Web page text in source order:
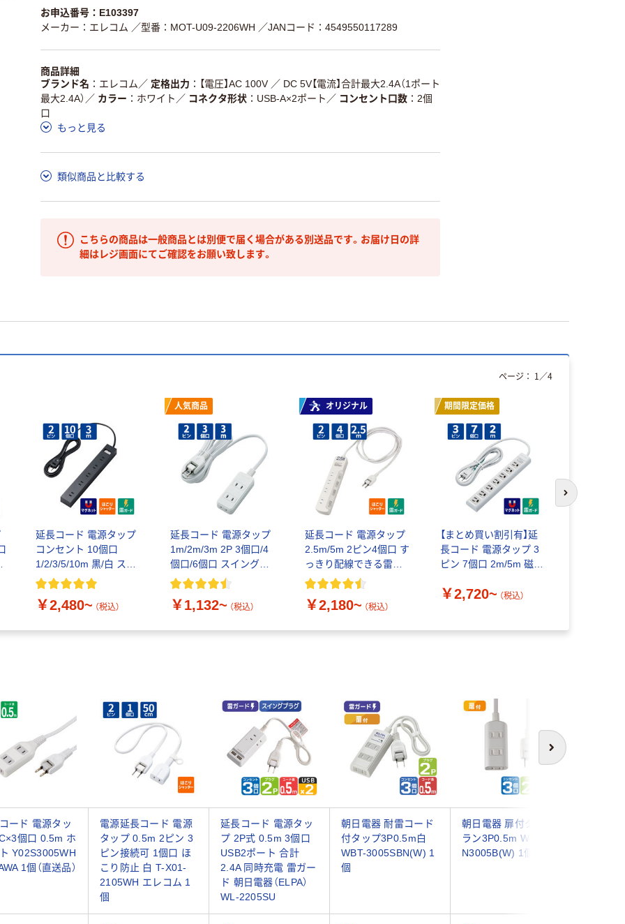
お申込番号：E103397
メーカー：エレコム ／型番：MOT-U09-2206WH ／JANコード：4549550117289
商品詳細
ブランド名
エレコム ／ 定格出力
【電圧】AC 100V ／ DC 5V【電流】合計最大2.4A（1ポート
最大2.4A） ／ カラー ホワイト ／ コネクタ形状 USB-A×2ポート ／ コンセント口数
2個
口
もっと見る
類似商品と比較する
こちらの商品は一般商品とは別便で届く場合がある別送品です。お届け日の詳
細はレジ画面にてご確認をお願い致します。
延長コード 電源タップ
コンセント 10個口
1/2/3/5/10m 黒/白 スイ
ッチ付 マグネット 雷サ
￥2,480~ （税込）
人気商品
延長コード 電源タップ
1m/2m/3m 2P 3個口/4
個口/6個口 スイングプ
ラグ T-S02 白 エレコム
￥1,132~ （税込）
オリジナル
延長コード 電源タップ
2.5m/5m 2ピン4個口 す
っきり配線できる雷ガ
ードタップ 集中・個別両
￥2,180~ （税込）
期間限定価格
【まとめ買い割引有】延
長コード 電源タップ 3
ピン 7個口 2m/5m 磁石
雷ガード エレコム
￥2,720~ （税込）
ページ： 1 ／4
次のスライド
次へ
ード 電源タッ
個口 0.5m ホ
Y02S3005WH
1個（直送品）
電源延長コード 電源
タップ 0.5m 2ピン 3
ピン接続可 1個口 ほ
こり防止 白 T-X01-
2105WH エレコム 1
個
延長コード 電源タッ
プ 2P式 0.5m 3個口
USB2ポート 合計
2.4A 同時充電 雷ガー
ド 朝日電器（ELPA）
WL-2205SU
朝日電器 耐雷コード
付タップ3P0.5m白
WBT-3005SBN(W) 1
個
朝日電器 扉付タップ
ラン3P0.5m WBT-
N3005B(W) 1個